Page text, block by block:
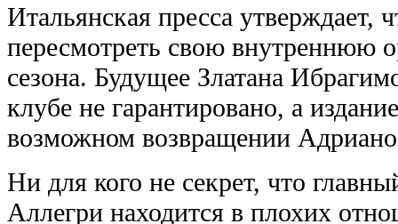
Итальянская пресса утверждает,
пересмотреть свою внутреннюю
сезона. Будущее Златана
клубе не гарантировано, а
возможном возвращении
Ни для кого не секрет, что
Аллегри находится в плохих